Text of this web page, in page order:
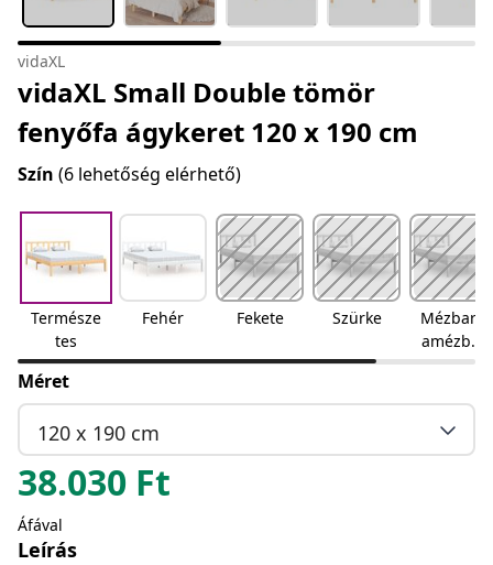
vidaXL
vidaXL Small Double tömör
fenyőfa ágykeret 120 x 190 cm
Szín (6 lehetőség elérhető)
Természe
tes
Fehér Fekete Szürke
Mézbarn
amézbar
na
Méret
120 x 190 cm
38.030 Ft
Áfával
Leírás